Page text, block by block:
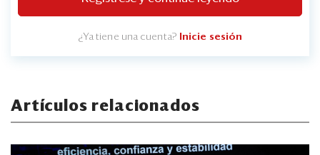
¿Ya tiene una cuenta? Inicie sesión
Artículos relacionados